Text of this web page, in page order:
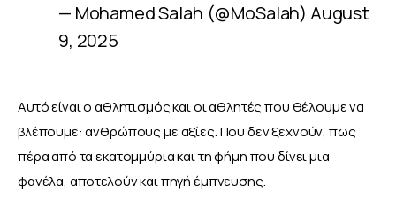
— Mohamed Salah (@MoSalah) August
9, 2025
Αυτό είναι ο αθλητισμός και οι αθλητές που θέλουμε να
βλέπουμε: ανθρώπους με αξίες. Που δεν ξεχνούν, πως
πέρα από τα εκατομμύρια και τη φήμη που δίνει μια
φανέλα, αποτελούν και πηγή έμπνευσης.